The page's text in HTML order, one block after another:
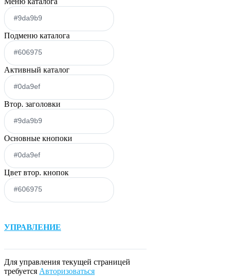
Подменю каталога
Активный каталог
Втор. заголовки
Основные кнопоки
Цвет втор. кнопок
УПРАВЛЕНИЕ
Для управления текущей страницей
требуется Авторизоваться